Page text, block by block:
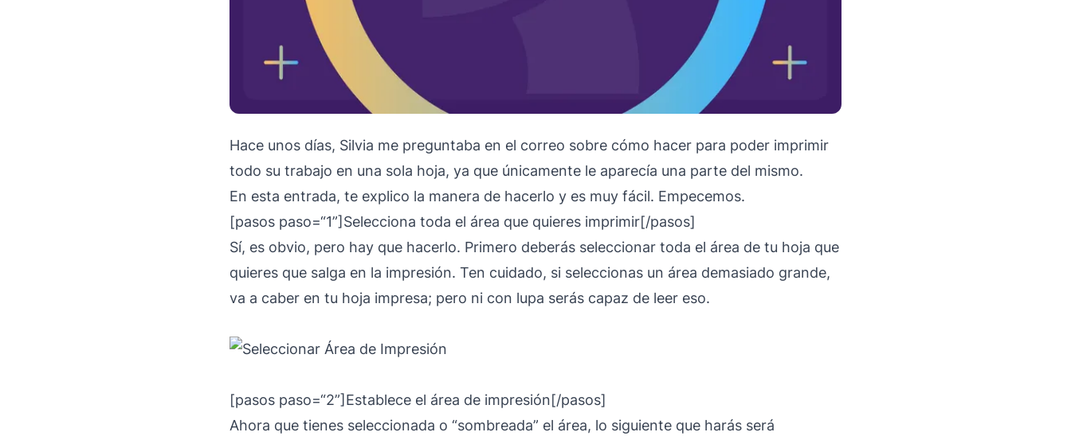
Hace unos días, Silvia me preguntaba en el correo sobre cómo hacer para poder imprimir
todo su trabajo en una sola hoja, ya que únicamente le aparecía una parte del mismo.
En esta entrada, te explico la manera de hacerlo y es muy fácil. Empecemos.
[pasos paso=“1”]Selecciona toda el área que quieres imprimir[/pasos]
Sí, es obvio, pero hay que hacerlo. Primero deberás seleccionar toda el área de tu hoja que
quieres que salga en la impresión. Ten cuidado, si seleccionas un área demasiado grande,
va a caber en tu hoja impresa; pero ni con lupa serás capaz de leer eso.
[pasos paso=“2”]Establece el área de impresión[/pasos]
Ahora que tienes seleccionada o “sombreada” el área, lo siguiente que harás será